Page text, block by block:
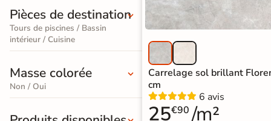
effet
métal
Carrelage
moderne
Carrelage
Pièces de destination
Tours de piscines / Bassin
intérieur / Cuisine
Masse colorée
Non / Oui
Carrelage sol brillant
cm
6 avis
25€90 /m²